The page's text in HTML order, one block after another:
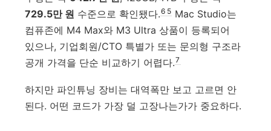
729.5만 원 수준으로 확인됐다.6 5 Mac Studio는
컴퓨존에 M4 Max와 M3 Ultra 상품이 등록되어
있으나, 기업회원/CTO 특별가 또는 문의형 구조라
공개 가격을 단순 비교하기 어렵다.7
하지만 파인튜닝 장비는 대역폭만 보고 고르면 안
된다. 어떤 코드가 가장 덜 고장나는가가 중요하다.